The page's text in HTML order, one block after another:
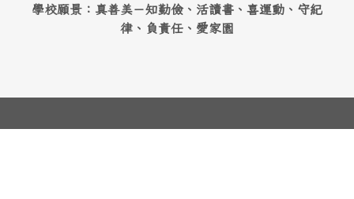
學校願景：真善美－知勤儉、活讀書、喜運動、守紀
律、負責任、愛家園